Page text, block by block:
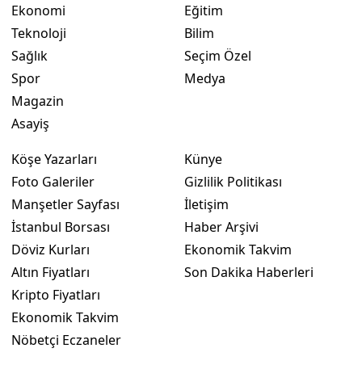
Ekonomi
Teknoloji
Sağlık
Spor
Magazin
Asayiş
Eğitim
Bilim
Seçim Özel
Medya
Köşe Yazarları
Foto Galeriler
Manşetler Sayfası
İstanbul Borsası
Döviz Kurları
Altın Fiyatları
Kripto Fiyatları
Ekonomik Takvim
Nöbetçi Eczaneler
Künye
Gizlilik Politikası
İletişim
Haber Arşivi
Ekonomik Takvim
Son Dakika Haberleri